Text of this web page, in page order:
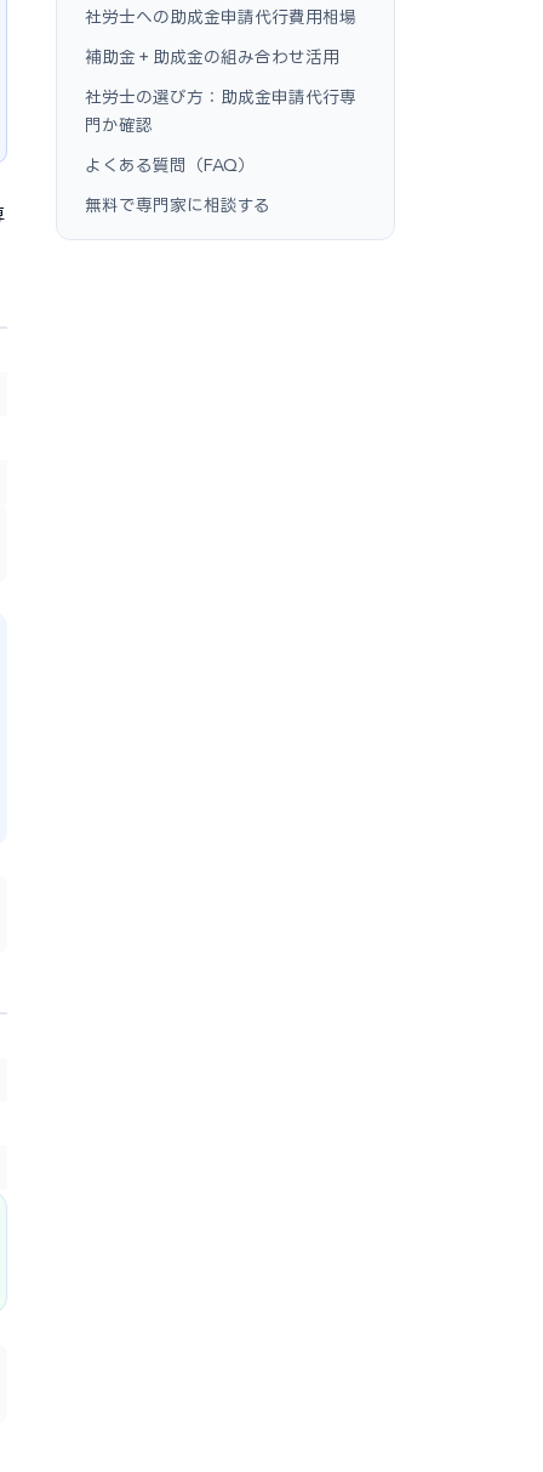
社労士への助成金申請代行費用相場
補助金＋助成金の組み合わせ活用
社労士の選び方：助成金申請代行専
門か確認
よくある質問（FAQ）
無料で専門家に相談する